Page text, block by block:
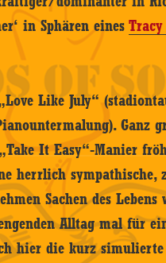
in Sphären eines
Like July“
Ganz
It Easy“-Manier
herrlich sympathische,
Sachen des
Alltag mal für
hier die kurz simulierte